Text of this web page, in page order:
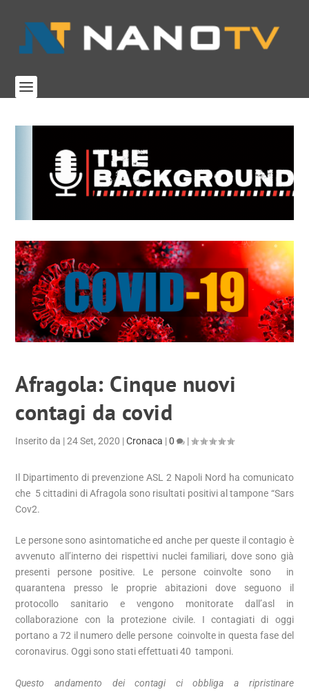
Afragola: Cinque nuovi
contagi da covid
Inserito da |24 Set, 2020 |Cronaca |0 |
Il Dipartimento di prevenzione ASL 2 Napoli Nord ha comunicato
che 5 cittadini di Afragola sono risultati positivi al tampone “Sars
Cov2.
Le persone sono asintomatiche ed anche per queste il contagio è
avvenuto all’interno dei rispettivi nuclei familiari, dove sono già
presenti persone positive. Le persone coinvolte sono in
quarantena presso le proprie abitazioni dove seguono il
protocollo sanitario e vengono monitorate dall’asl in
collaborazione con la protezione civile. I contagiati di oggi
portano a 72 il numero delle persone coinvolte in questa fase del
coronavirus. Oggi sono stati effettuati 40 tamponi.
Questo andamento dei contagi ci obbliga a ripristinare